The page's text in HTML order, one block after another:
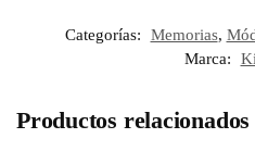
Categorías: Memorias,
Marca:
Productos relacionados